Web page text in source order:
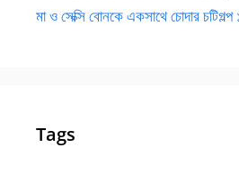
মা ও সেক্সি বোনকে একসাথে চোদার চটিগল্প
Tags